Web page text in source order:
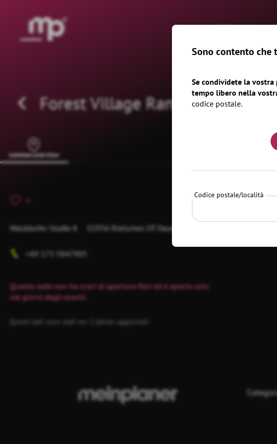
®
Home
Forest Village Ranch
common.overview
0
Walddorfer Straße 8 02956 Rietschen OT Daubitz
+49 173 5847905
Questa sede non ha orari di apertura fissi ed è aperta solo
nei giorni degli eventi.
Questi dati sono stati vor 2 Jahren aggiornati
Sono contento che
Se condividete la
tempo libero nella
codice postale.
Codice postale/località